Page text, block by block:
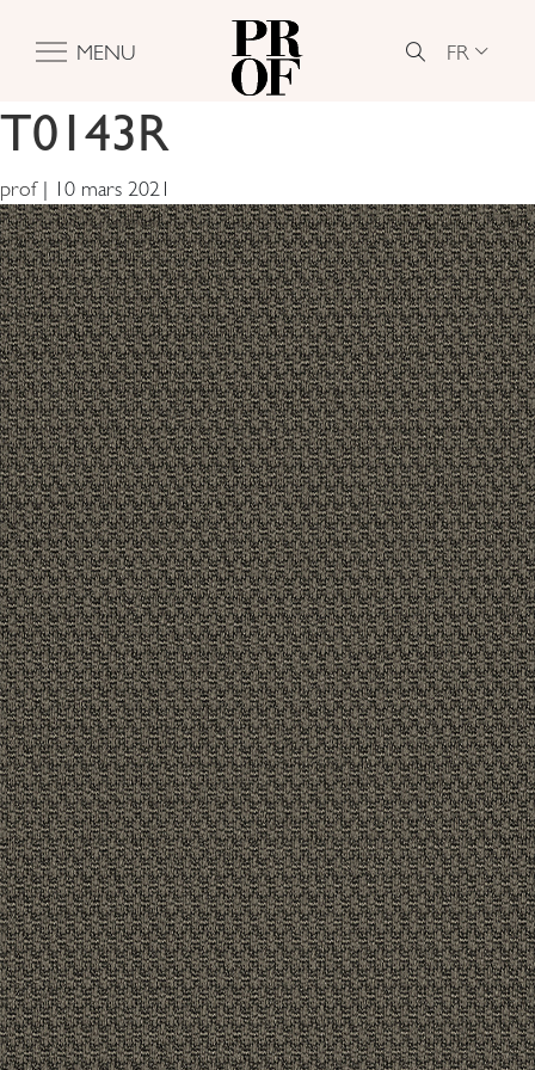
MENU FR
T0143R
prof | 10 mars 2021